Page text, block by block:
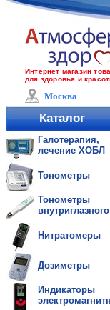
Интернет магазин
для здоровья и
Каталог
Галотерапия,
лечение ХОБЛ
Тонометры
Тонометры
Нитратомеры
Дозиметры
Индикаторы